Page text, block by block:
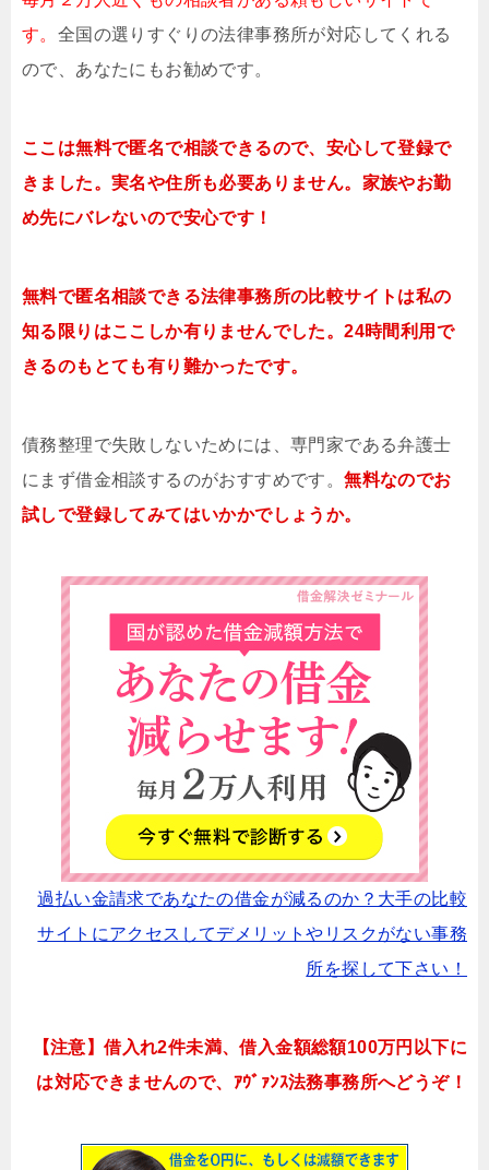
す。 全国の選りすぐりの法律事務所が対応してくれる
ので、あなたにもお勧めです。
ここは無料で匿名で相談できるので、安心して登録で
きました。実名や住所も必要ありません。家族やお勤
め先にバレないので安心です！
無料で匿名相談できる法律事務所の比較サイトは私の
知る限りはここしか有りませんでした。24時間利用で
きるのもとても有り難かったです。
債務整理で失敗しないためには、専門家である弁護士
にまず借金相談するのがおすすめです。無料なのでお
試しで登録してみてはいかかでしょうか。
過払い金請求であなたの借金が減るのか？大手の比較
サイトにアクセスしてデメリットやリスクがない事務
所を探して下さい！
【注意】借入れ2件未満、借入金額総額100万円以下に
は対応できませんので、ｱｳﾞｧﾝｽ法務事務所へどうぞ！